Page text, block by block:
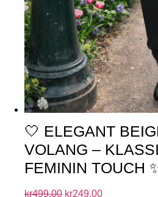
🤍 ELEGANT
VOLANG –
FEMININ TOUCH
kr499.00 kr249.00